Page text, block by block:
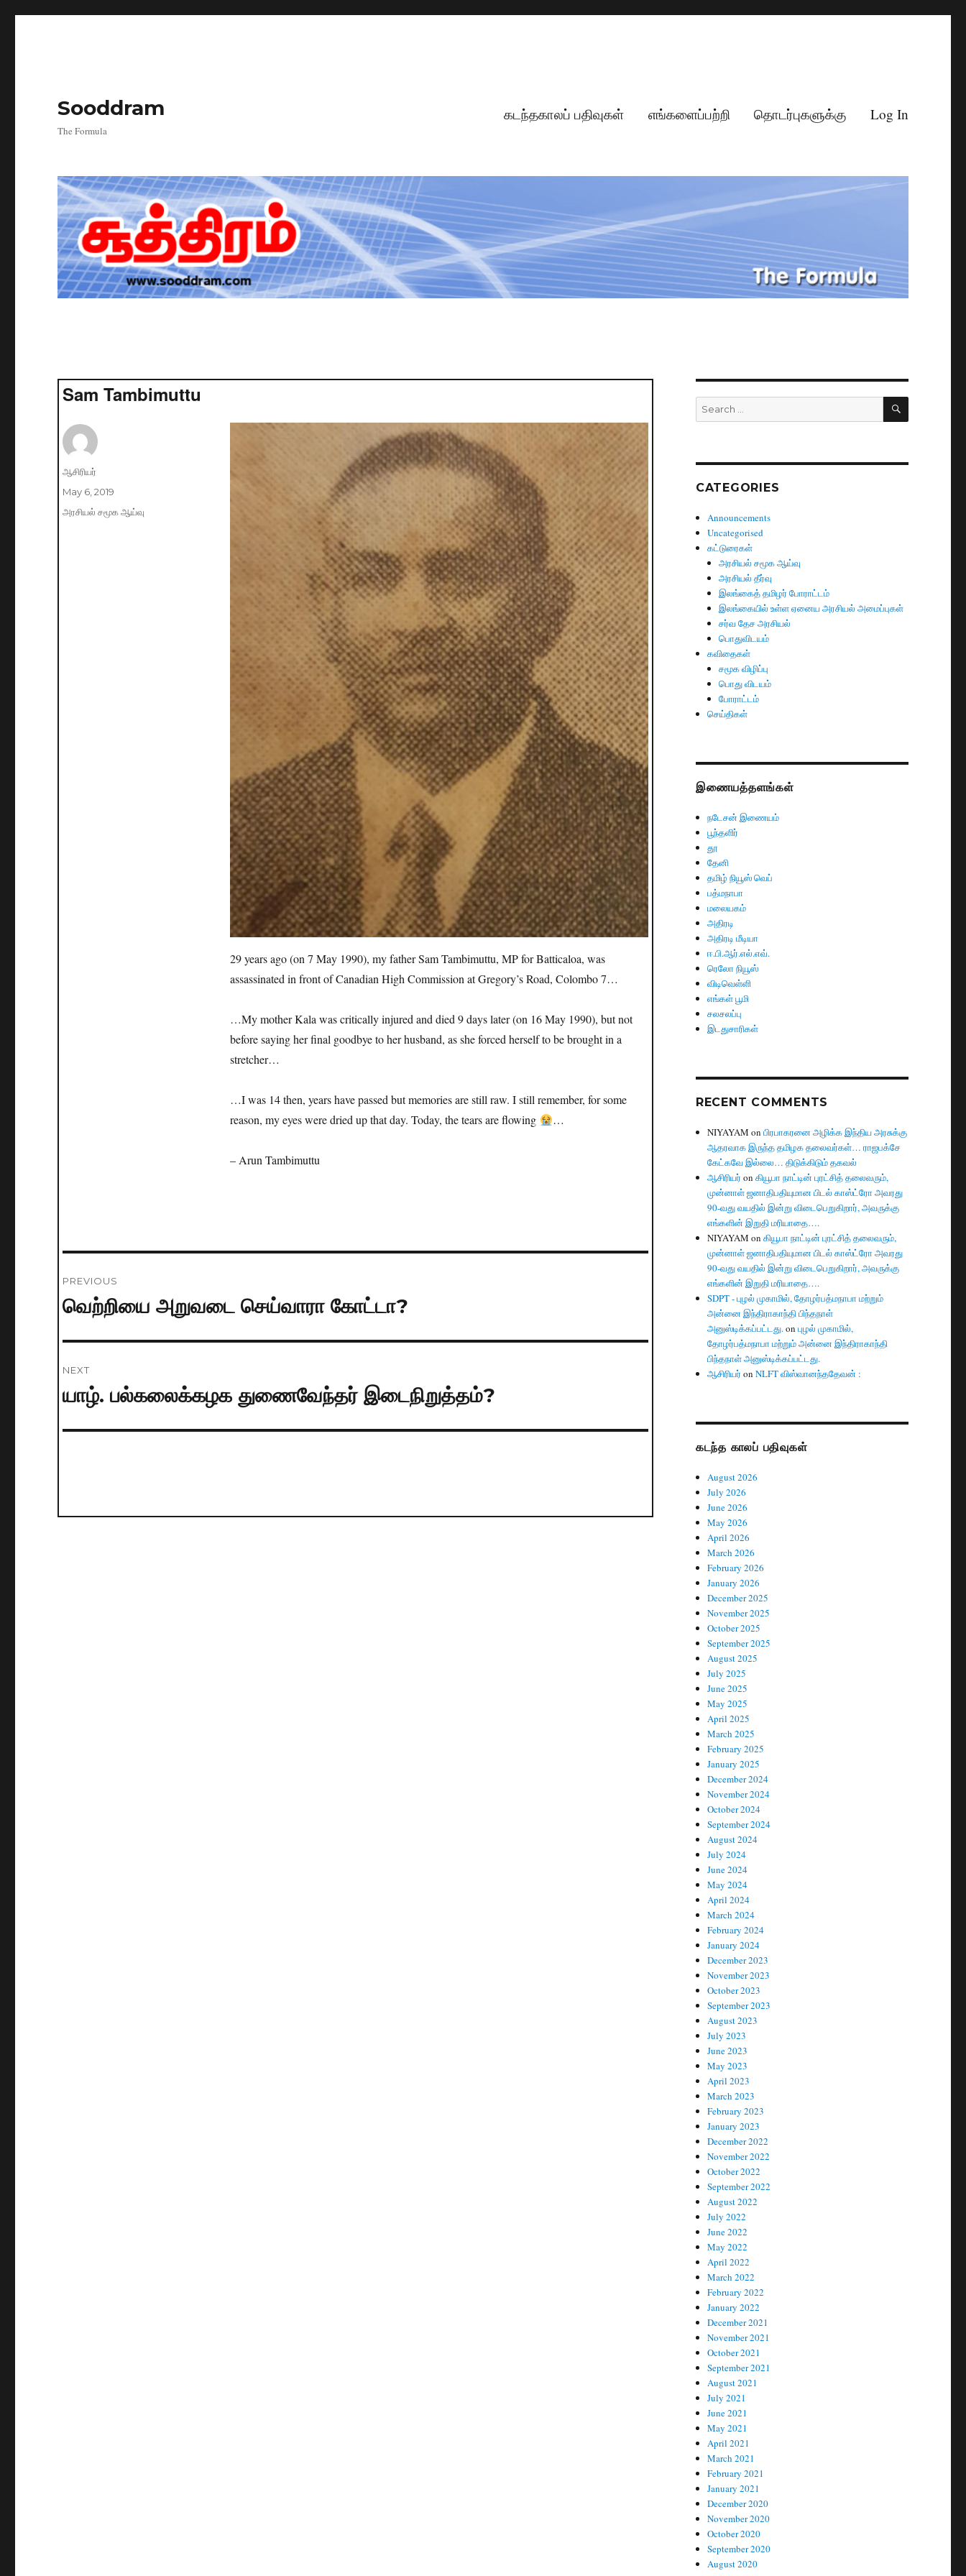
Sooddram
The Formula
கடந்தகாலப் பதிவுகள் எங்களைப்பற்றி தொடர்புகளுக்கு Log In
Sam Tambimuttu
29 years ago (on 7 May 1990), my father Sam Tambimuttu, MP for Batticaloa, was
assassinated in front of Canadian High Commission at Gregory’s Road, Colombo 7…
…My mother Kala was critically injured and died 9 days later (on 16 May 1990), but not
before saying her final goodbye to her husband, as she forced herself to be brought in a
stretcher…
…I was 14 then, years have passed but memories are still raw. I still remember, for some
reason, my eyes were dried up that day. Today, the tears are flowing
…
– Arun Tambimuttu
Author
ஆசிரியர்
Posted
on
May 6, 2019
Categories
அரசியல் சமூக ஆய்வு
navigation
PREVIOUS
Previous
வெற்றியை அறுவடை செய்வாரா கோட்டா?
NEXT
Next
யாழ். பல்கலைக்கழக துணைவேந்தர் இடைநிறுத்தம்?
Search
for:
SEARCH
CATEGORIES
Announcements
Uncategorised
கட்டுரைகள்
அரசியல் சமூக ஆய்வு
அரசியல் தீர்வு
இலங்கைத் தமிழர் போராட்டம்
இலங்கையில் உள்ள ஏனைய அரசியல் அமைப்புகள்
சர்வ தேச அரசியல்
பொதுவிடயம்
கவிதைகள்
சமூக விழிப்பு
பொது விடயம்
போராட்டம்
செய்திகள்
இணையத்தளங்கள்
நடேசன் இணையம்
பூந்தளிர்
தூ
தேனி
தமிழ் நியூஸ் வெப்
பத்மநாபா
மலையகம்
அதிரடி
அதிரடி மீடியா
ஈ.பி.ஆர்.எல்.எவ்.
ரெலோ நியூஸ்
விடிவெள்ளி
எங்கள் பூமி
சலசலப்பு
இடதுசாரிகள்
RECENT COMMENTS
NIYAYAM onபிரபாகரனை அழிக்க இந்திய அரசுக்கு
ஆதரவாக இருந்த தமிழக தலைவர்கள்… ராஜபக்சே
கேட்கவே இல்லை… திடுக்கிடும் தகவல்
ஆசிரியர் onகியூபா நாட்டின் புரட்சித் தலைவரும்,
முன்னாள் ஜனாதிபதியுமான பிடல் காஸ்ட்ரோ அவரது
90-வது வயதில் இன்று விடைபெறுகிறார், அவருக்கு
எங்களின் இறுதி மரியாதை….
NIYAYAM onகியூபா நாட்டின் புரட்சித் தலைவரும்,
முன்னாள் ஜனாதிபதியுமான பிடல் காஸ்ட்ரோ அவரது
90-வது வயதில் இன்று விடைபெறுகிறார், அவருக்கு
எங்களின் இறுதி மரியாதை….
SDPT - புழல் முகாமில், தோழர்பத்மநாபா மற்றும்
அன்னை இந்திராகாந்தி பிந்தநாள்
அனுஸ்டிக்கப்பட்டது.onபுழல் முகாமில்,
தோழர்பத்மநாபா மற்றும் அன்னை இந்திராகாந்தி
பிந்தநாள் அனுஸ்டிக்கப்பட்டது.
ஆசிரியர் onNLFT விஸ்வானந்ததேவன் :
கடந்த காலப் பதிவுகள்
August 2026
July 2026
June 2026
May 2026
April 2026
March 2026
February 2026
January 2026
December 2025
November 2025
October 2025
September 2025
August 2025
July 2025
June 2025
May 2025
April 2025
March 2025
February 2025
January 2025
December 2024
November 2024
October 2024
September 2024
August 2024
July 2024
June 2024
May 2024
April 2024
March 2024
February 2024
January 2024
December 2023
November 2023
October 2023
September 2023
August 2023
July 2023
June 2023
May 2023
April 2023
March 2023
February 2023
January 2023
December 2022
November 2022
October 2022
September 2022
August 2022
July 2022
June 2022
May 2022
April 2022
March 2022
February 2022
January 2022
December 2021
November 2021
October 2021
September 2021
August 2021
July 2021
June 2021
May 2021
April 2021
March 2021
February 2021
January 2021
December 2020
November 2020
October 2020
September 2020
August 2020